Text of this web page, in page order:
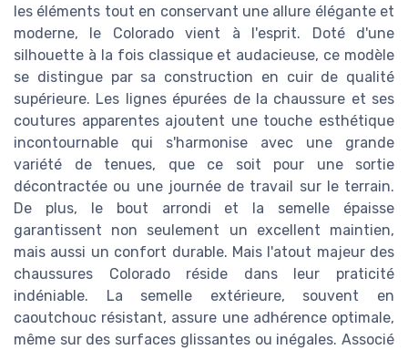
les éléments tout en conservant une allure élégante et
moderne, le Colorado vient à l'esprit. Doté d'une
silhouette à la fois classique et audacieuse, ce modèle
se distingue par sa construction en cuir de qualité
supérieure. Les lignes épurées de la chaussure et ses
coutures apparentes ajoutent une touche esthétique
incontournable qui s'harmonise avec une grande
variété de tenues, que ce soit pour une sortie
décontractée ou une journée de travail sur le terrain.
De plus, le bout arrondi et la semelle épaisse
garantissent non seulement un excellent maintien,
mais aussi un confort durable. Mais l'atout majeur des
chaussures Colorado réside dans leur praticité
indéniable. La semelle extérieure, souvent en
caoutchouc résistant, assure une adhérence optimale,
même sur des surfaces glissantes ou inégales. Associé